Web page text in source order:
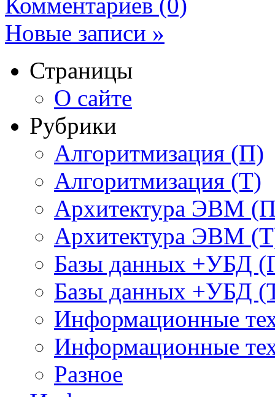
Комментариев (0)
Новые записи »
Страницы
О сайте
Рубрики
Алгоритмизация (П)
Алгоритмизация (Т)
Архитектура ЭВМ
Архитектура ЭВМ
Базы данных +УБД
Базы данных +УБД
Информационные
Информационные
Разное